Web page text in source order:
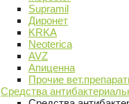
Supramil
Диронет
KRKA
Neoterica
AVZ
Апиценна
Прочие
Средства